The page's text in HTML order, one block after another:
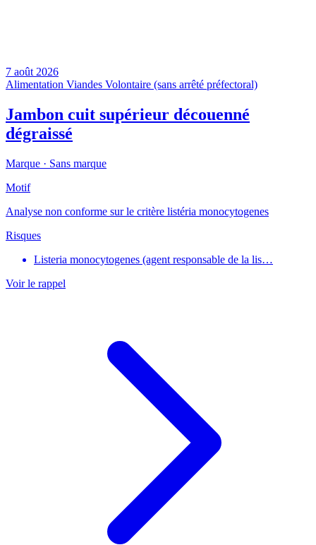
7 août 2026
Alimentation Viandes Volontaire (sans arrêté préfectoral)
Jambon cuit supérieur découenné
dégraissé
Marque · Sans marque
Motif
Analyse non conforme sur le critère listéria monocytogenes
Risques
Listeria monocytogenes (agent responsable de la lis…
Voir le rappel